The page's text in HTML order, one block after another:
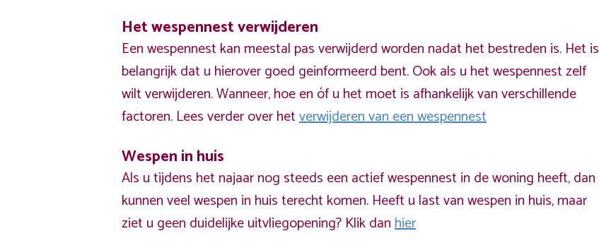
Het wespennest verwijderen
Een wespennest kan meestal pas verwijderd worden nadat het bestreden is. Het is
belangrijk dat u hierover goed geinformeerd bent. Ook als u het wespennest zelf
wilt verwijderen. Wanneer, hoe en óf u het moet is afhankelijk van verschillende
factoren. Lees verder over hetverwijderen van een wespennest
Wespen in huis
Als u tijdens het najaar nog steeds een actief wespennest in de woning heeft, dan
kunnen veel wespen in huis terecht komen. Heeft u last van wespen in huis, maar
ziet u geen duidelijke uitvliegopening? Klik danhier